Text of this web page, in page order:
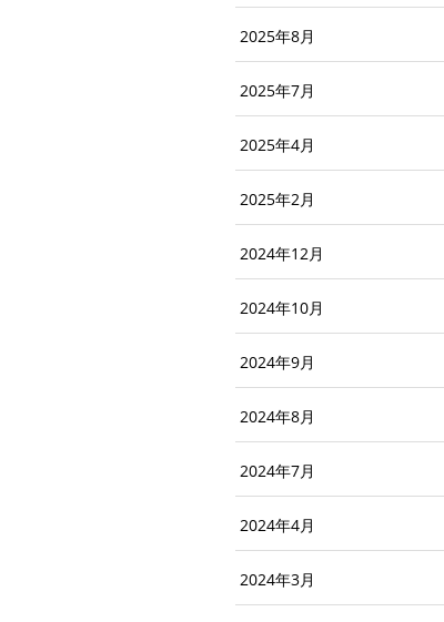
2025年8月
2025年7月
2025年4月
2025年2月
2024年12月
2024年10月
2024年9月
2024年8月
2024年7月
2024年4月
2024年3月